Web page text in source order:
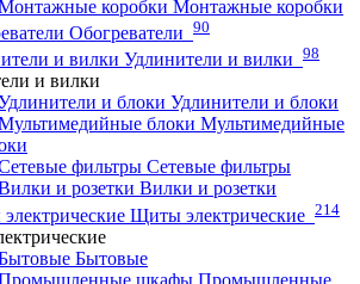
Монтажные коробки
Обогреватели 90
Удлинители и вилки 98
и вилки
Удлинители и блоки
Мультимедийные
Сетевые фильтры
Вилки и розетки
Щиты электрические 214
Бытовые
Промышленные